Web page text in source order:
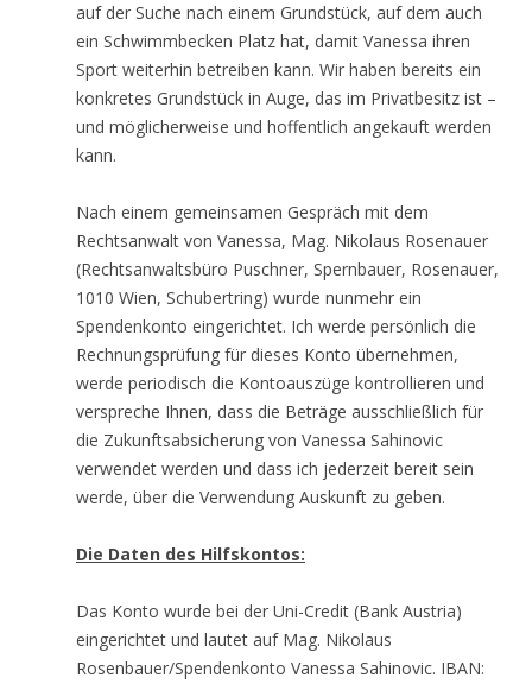
auf der Suche nach einem Grundstück, auf dem auch
ein Schwimmbecken Platz hat, damit Vanessa ihren
Sport weiterhin betreiben kann. Wir haben bereits ein
konkretes Grundstück in Auge, das im Privatbesitz ist –
und möglicherweise und hoffentlich angekauft werden
kann.
Nach einem gemeinsamen Gespräch mit dem
Rechtsanwalt von Vanessa, Mag. Nikolaus Rosenauer
(Rechtsanwaltsbüro Puschner, Spernbauer, Rosenauer,
1010 Wien, Schubertring) wurde nunmehr ein
Spendenkonto eingerichtet. Ich werde persönlich die
Rechnungsprüfung für dieses Konto übernehmen,
werde periodisch die Kontoauszüge kontrollieren und
verspreche Ihnen, dass die Beträge ausschließlich für
die Zukunftsabsicherung von Vanessa Sahinovic
verwendet werden und dass ich jederzeit bereit sein
werde, über die Verwendung Auskunft zu geben.
Die Daten des Hilfskontos:
Das Konto wurde bei der Uni-Credit (Bank Austria)
eingerichtet und lautet auf Mag. Nikolaus
Rosenbauer/Spendenkonto Vanessa Sahinovic. IBAN: